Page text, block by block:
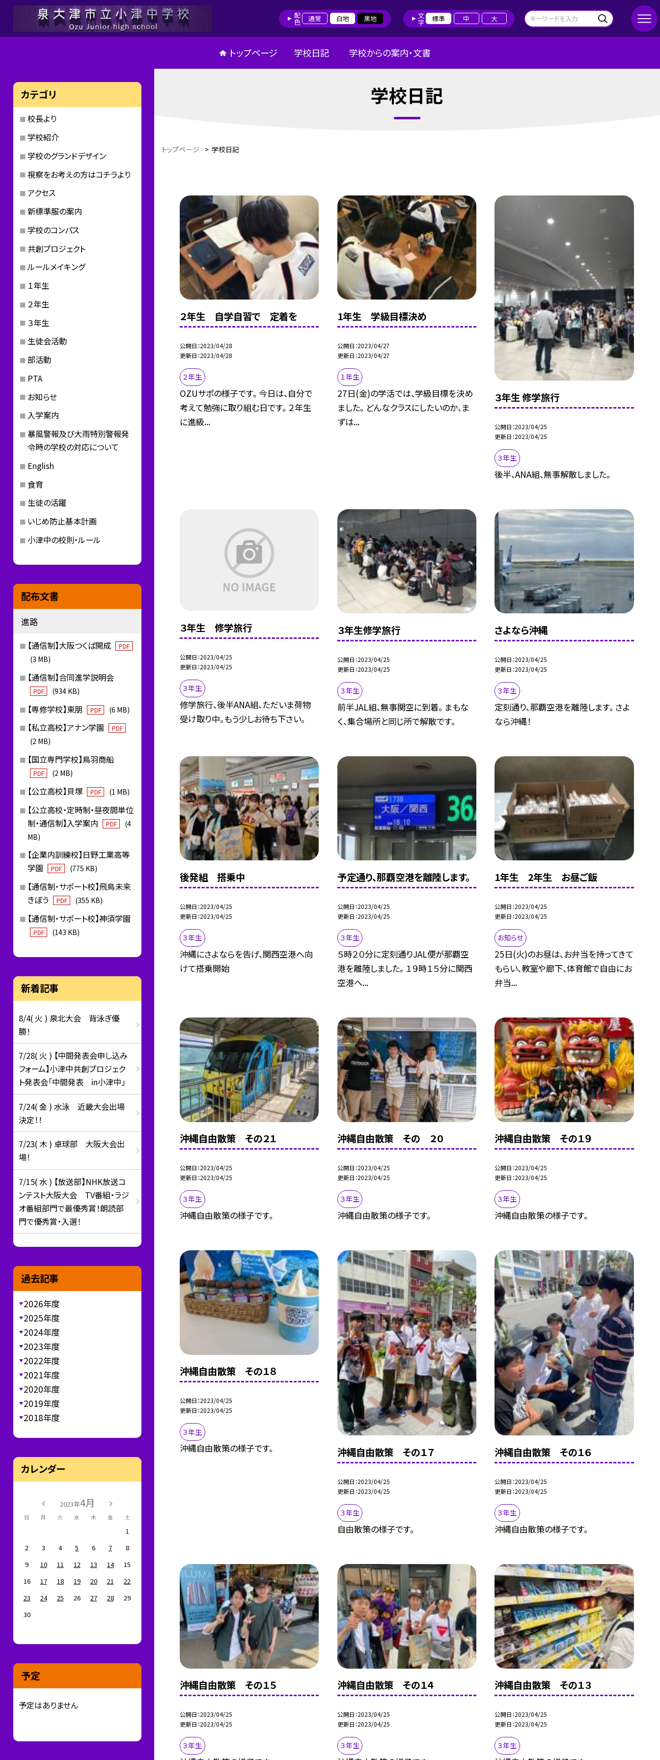
配色 通常 白地 黒地 文字 標準 中 大
トップページ 学校日記 学校からの案内・文書
学校日記
トップページ > 学校日記
２年生 自学自習で 定着を
公開日 2023/04/28
更新日 2023/04/28
２年生
OZUサポの様子です。 今日は、自分で
考えて勉強に取り組む日です。 ２年生
に進級...
1年生 学級目標決め
公開日 2023/04/27
更新日 2023/04/27
１年生
27日(金)の学活では、学級目標を決め
ました。 どんなクラスにしたいのか、ま
ずは...
３年生 修学旅行
公開日 2023/04/25
更新日 2023/04/25
３年生
後半、ANA組、無事解散しました。
３年生 修学旅行
公開日 2023/04/25
更新日 2023/04/25
３年生
修学旅行、後半ANA組、ただいま荷物
受け取り中。もう少しお待ち下さい。
３年生修学旅行
公開日 2023/04/25
更新日 2023/04/25
３年生
前半JAL組、無事関空に到着。 まもな
く、集合場所と同じ所で解散です。
さよなら沖縄
公開日 2023/04/25
更新日 2023/04/25
３年生
定刻通り、那覇空港を離陸します。 さよ
なら沖縄！
後発組 搭乗中
公開日 2023/04/25
更新日 2023/04/25
３年生
沖縄にさよならを告げ、関西空港へ向
けて搭乗開始
予定通り、那覇空港を離陸します。
公開日 2023/04/25
更新日 2023/04/25
３年生
５時２０分に定刻通りJAL便が那覇空
港を離陸しました。 １９時１５分に関西
空港へ...
1年生 2年生 お昼ご飯
公開日 2023/04/25
更新日 2023/04/25
お知らせ
25日(火)のお昼は、お弁当を持ってきて
もらい、教室や廊下、体育館で自由にお
弁当...
沖縄自由散策 その２１
公開日 2023/04/25
更新日 2023/04/25
３年生
沖縄自由散策の様子です。
沖縄自由散策 その ２０
公開日 2023/04/25
更新日 2023/04/25
３年生
沖縄自由散策の様子です。
沖縄自由散策 その１９
公開日 2023/04/25
更新日 2023/04/25
３年生
沖縄自由散策の様子です。
沖縄自由散策 その１８
公開日 2023/04/25
更新日 2023/04/25
３年生
沖縄自由散策の様子です。 沖縄自由散策 その１７
公開日 2023/04/25
更新日 2023/04/25
３年生
自由散策の様子です。
沖縄自由散策 その１６
公開日 2023/04/25
更新日 2023/04/25
３年生
沖縄自由散策の様子です。
沖縄自由散策 その１５
公開日 2023/04/25
更新日 2023/04/25
３年生
沖縄自由散策 その１４
公開日 2023/04/25
更新日 2023/04/25
３年生
沖縄自由散策 その１３
公開日 2023/04/25
更新日 2023/04/25
３年生
カテゴリ
校長より
学校紹介
学校のグランドデザイン
視察をお考えの方はコチラより
アクセス
新標準服の案内
学校のコンパス
共創プロジェクト
ルールメイキング
１年生
２年生
３年生
生徒会活動
部活動
PTA
お知らせ
入学案内
暴風警報及び大雨特別警報発
令時の学校の対応について
English
食育
生徒の活躍
いじめ防止基本計画
小津中の校則・ルール
配布文書
進路
【通信制】大阪つくば開成 PDF
(3 MB)
【通信制】合同進学説明会
PDF (934 KB)
【専修学校】東朋 PDF (6 MB)
【私立高校】アナン学園 PDF
(2 MB)
【国立専門学校】鳥羽商船
PDF (2 MB)
【公立高校】貝塚 PDF (1 MB)
【公立高校・定時制・昼夜間単位
制・通信制】入学案内
PDF
(4
MB)
【企業内訓練校】日野工業高等
学園
PDF (775 KB)
【通信制・サポート校】飛鳥未来
きぼう
PDF (355 KB)
【通信制・サポート校】神須学園
PDF (143 KB)
新着記事
8/4( 火 ) 泉北大会 背泳ぎ優
勝！
7/28( 火 ) 【中間発表会申し込み
フォーム】小津中共創プロジェク
ト発表会「中間発表 in小津中」
7/24( 金 ) 水泳 近畿大会出場
決定！！
7/23( 木 ) 卓球部 大阪大会出
場！
7/15( 水 ) 【放送部】NHK放送コ
ンテスト大阪大会 TV番組・ラジ
オ番組部門で最優秀賞！朗読部
門で優秀賞・入選！
過去記事
2026年度
2025年度
2024年度
2023年度
2022年度
2021年度
2020年度
2019年度
2018年度
カレンダー
2023年4月
日 月 火 水 木 金 土
1
2
3 4 5 6 7
8
9
10 11 12 13 14
15
16
17 18 19 20 21
22
23
24 25 26 27 28
29
30
予定
予定はありません